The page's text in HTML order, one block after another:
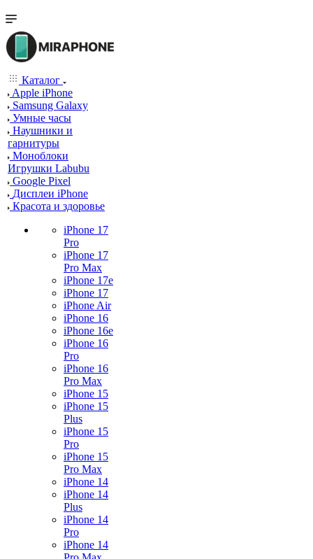
Каталог
Apple iPhone
Samsung Galaxy
Умные часы
Наушники и
гарнитуры
Моноблоки
Игрушки Labubu
Google Pixel
Дисплеи iPhone
Красота и здоровье
iPhone 17
Pro
iPhone 17
Pro Max
iPhone 17e
iPhone 17
iPhone Air
iPhone 16
iPhone 16e
iPhone 16
Pro
iPhone 16
Pro Max
iPhone 15
iPhone 15
Plus
iPhone 15
Pro
iPhone 15
Pro Max
iPhone 14
iPhone 14
Plus
iPhone 14
Pro
iPhone 14